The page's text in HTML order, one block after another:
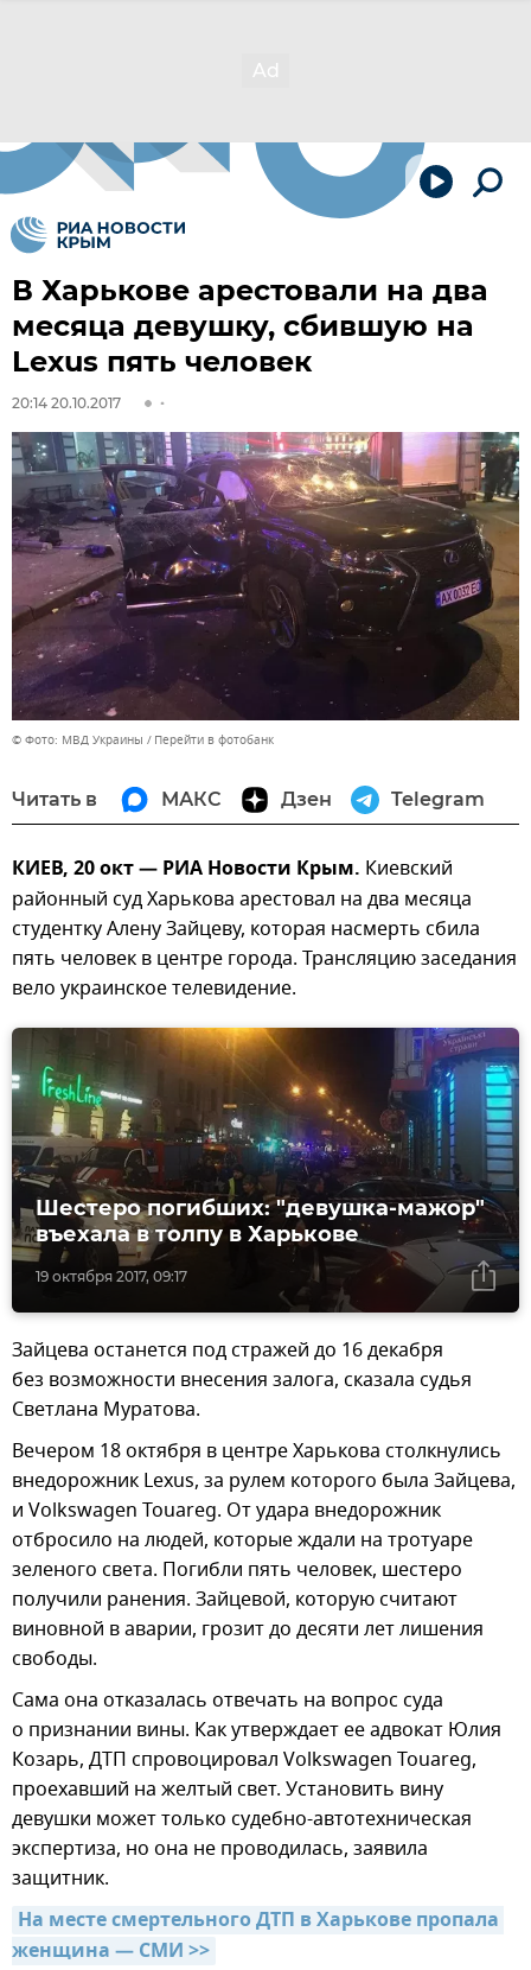
В Харькове арестовали на два
месяца девушку, сбившую на
Lexus пять человек
20:14 20.10.2017
© Фото: МВД Украины Перейти в фотобанк
Читать в МАКС Дзен Telegram
КИЕВ, 20 окт — РИА Новости Крым. Киевский
районный суд Харькова арестовал на два месяца
студентку Алену Зайцеву, которая насмерть сбила
пять человек в центре города. Трансляцию заседания
вело украинское телевидение.
19 октября 2017, 09:17
Шестеро погибших: "девушка-мажор"
въехала в толпу в Харькове
Зайцева останется под стражей до 16 декабря
без возможности внесения залога, сказала судья
Светлана Муратова.
Вечером 18 октября в центре Харькова столкнулись
внедорожник Lexus, за рулем которого была Зайцева,
и Volkswagen Touareg. От удара внедорожник
отбросило на людей, которые ждали на тротуаре
зеленого света. Погибли пять человек, шестеро
получили ранения. Зайцевой, которую считают
виновной в аварии, грозит до десяти лет лишения
свободы.
Сама она отказалась отвечать на вопрос суда
о признании вины. Как утверждает ее адвокат Юлия
Козарь, ДТП спровоцировал Volkswagen Touareg,
проехавший на желтый свет. Установить вину
девушки может только судебно-автотехническая
экспертиза, но она не проводилась, заявила
защитник.
На месте смертельного ДТП в Харькове пропала
женщина — СМИ >>